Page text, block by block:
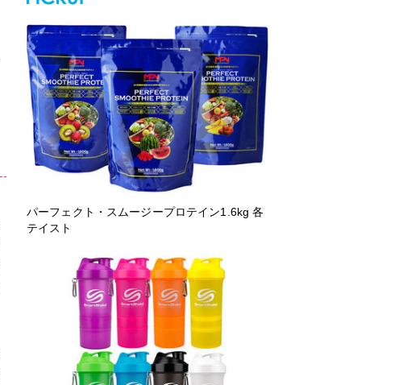
パーフェクト・スムージープロテイン1.6kg 各
テイスト